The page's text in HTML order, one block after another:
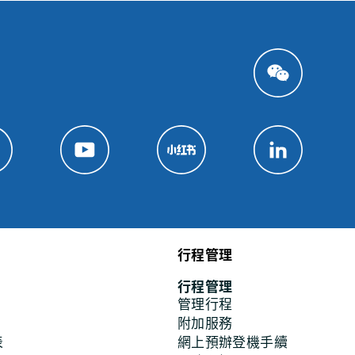
行程管理
行程管理
管理行程
附加服務
網上預辦登機手續